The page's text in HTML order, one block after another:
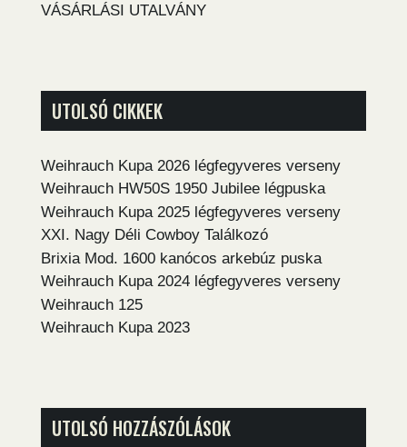
VÁSÁRLÁSI UTALVÁNY
UTOLSÓ CIKKEK
Weihrauch Kupa 2026 légfegyveres verseny
Weihrauch HW50S 1950 Jubilee légpuska
Weihrauch Kupa 2025 légfegyveres verseny
XXI. Nagy Déli Cowboy Találkozó
Brixia Mod. 1600 kanócos arkebúz puska
Weihrauch Kupa 2024 légfegyveres verseny
Weihrauch 125
Weihrauch Kupa 2023
UTOLSÓ HOZZÁSZÓLÁSOK